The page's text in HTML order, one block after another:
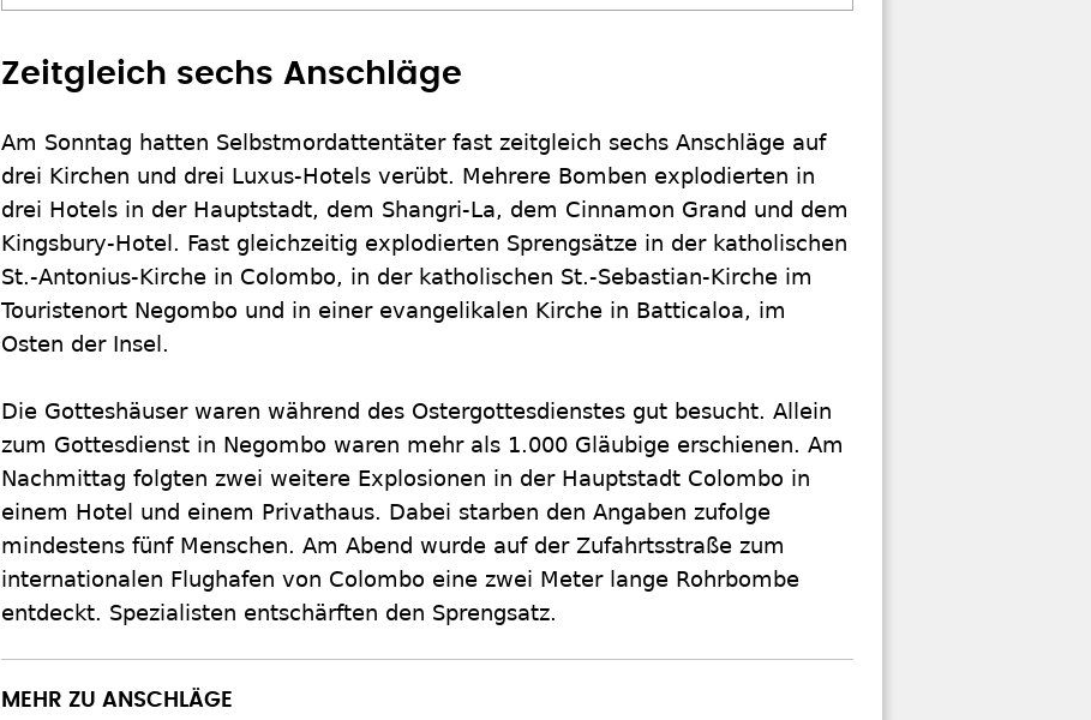
Zeitgleich sechs Anschläge
Am Sonntag hatten Selbstmordattentäter fast zeitgleich sechs Anschläge auf
drei Kirchen und drei Luxus-Hotels verübt. Mehrere Bomben explodierten in
drei Hotels in der Hauptstadt, dem Shangri-La, dem Cinnamon Grand und dem
Kingsbury-Hotel. Fast gleichzeitig explodierten Sprengsätze in der katholischen
St.-Antonius-Kirche in Colombo, in der katholischen St.-Sebastian-Kirche im
Touristenort Negombo und in einer evangelikalen Kirche in Batticaloa, im
Osten der Insel.
Die Gotteshäuser waren während des Ostergottesdienstes gut besucht. Allein
zum Gottesdienst in Negombo waren mehr als 1.000 Gläubige erschienen. Am
Nachmittag folgten zwei weitere Explosionen in der Hauptstadt Colombo in
einem Hotel und einem Privathaus. Dabei starben den Angaben zufolge
mindestens fünf Menschen. Am Abend wurde auf der Zufahrtsstraße zum
internationalen Flughafen von Colombo eine zwei Meter lange Rohrbombe
entdeckt. Spezialisten entschärften den Sprengsatz.
MEHR ZU ANSCHLÄGE